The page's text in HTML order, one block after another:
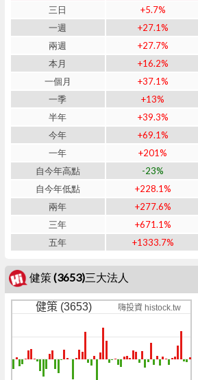
三日
+5.7%
一週
+27.1%
兩週
+27.7%
本月
+16.2%
一個月
+37.1%
一季
+13%
半年
+39.3%
今年
+69.1%
一年
+201%
自今年高點
-23%
自今年低點
+228.1%
兩年
+277.6%
三年
+671.1%
五年
+1333.7%
健策 (3653)三大法人
健策 (3653) 嗨投資 histock.tw